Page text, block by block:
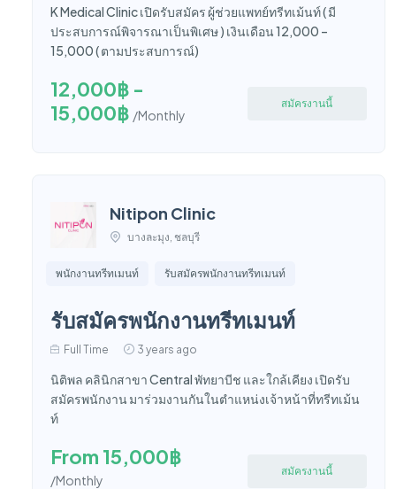
K Medical Clinic เปิดรับสมัคร ผู้ช่วยแพทย์ทรีทเม้นท์ ( มี
ประสบการณ์พิจารณาเป็นพิเศษ ) เงินเดือน 12,000 –
15,000 ( ตามประสบการณ์)
12,000฿ -
15,000฿ /Monthly
สมัครงานนี้
Nitipon Clinic
บางละมุง, ชลบุรี
พนักงานทรีทเมนท์ รับสมัครพนักงานทรีทเมนท์
รับสมัครพนักงานทรีทเมนท์
Full Time 3 years ago
นิติพล คลินิกสาขา Central พัทยาบีช และใกล้เคียง เปิดรับ
สมัครพนักงาน มาร่วมงานกันในตำแหน่งเจ้าหน้าที่ทรีทเม้น
ท์
From 15,000฿
/Monthly
สมัครงานนี้